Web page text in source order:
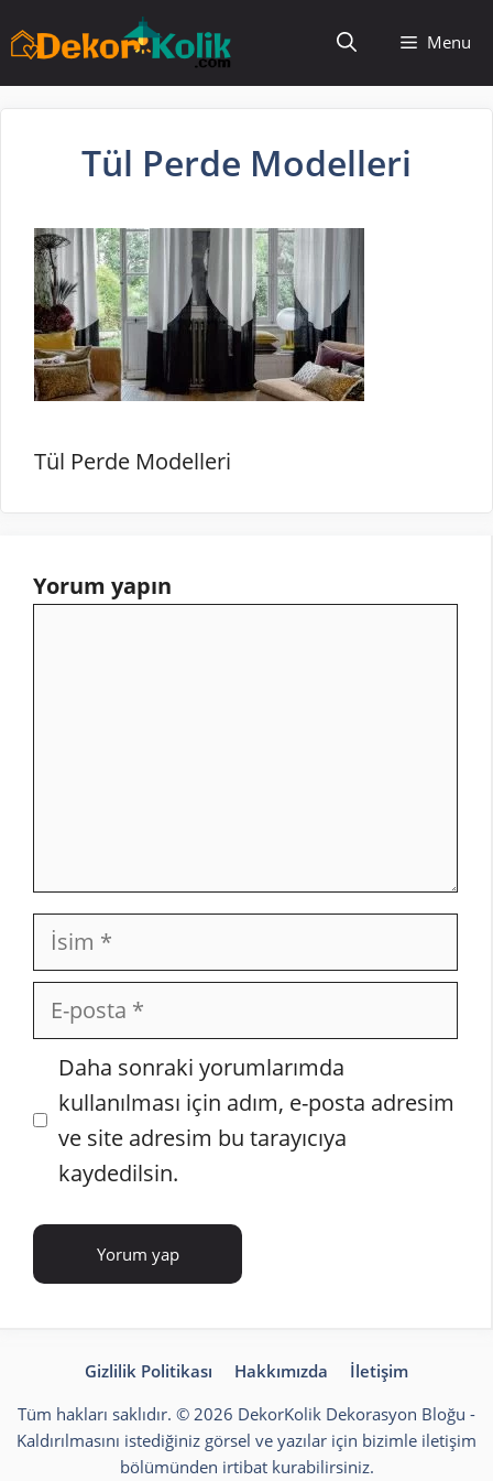
atla
Menu
Tül Perde Modelleri
Tül Perde Modelleri
Yorum yapın
İsim
posta
İnternet
sitesi
Daha sonraki yorumlarımda
kullanılması için adım, e-posta adresim
ve site adresim bu tarayıcıya
kaydedilsin.
Gizlilik Politikası Hakkımızda
İletişim
Tüm hakları saklıdır. © 2026 DekorKolik Dekorasyon Bloğu -
Kaldırılmasını istediğiniz görsel ve yazılar için bizimle iletişim
bölümünden irtibat kurabilirsiniz.